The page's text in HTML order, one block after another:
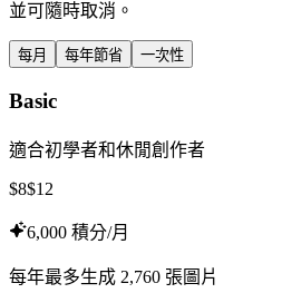
並可隨時取消。
每月 每年節省 一次性
Basic
適合初學者和休閒創作者
$8$12
6,000 積分/月
每年最多生成 2,760 張圖片